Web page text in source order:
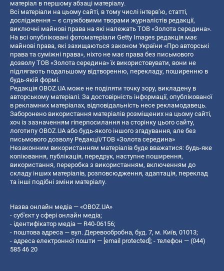
матеріал в першому абзаці матеріалу.
Всі матеріали на цьому сайті, в тому числі інтерв’ю, статті,
дослідження – є службовими творами журналістів редакції,
виключні майнові права на які належать ТОВ «Золота середина».
На всі опубліковані фотоматеріали Getty Images редакція має
майнові права, які захищаються законом України «Про авторські
права та суміжні права», ніхто не має права без письмового
дозволу ТОВ «Золота середина» їх використовувати, вони не
підлягають подальшому відтворенню, перекладу, поширенню в
будь-якій формі.
Редакція OBOZ.UA може не поділяти точку зору, викладену в
авторському матеріалі. За достовірність інформації, опублікованої
в рекламних матеріалах, відповідальність несе рекламодавець.
Заборонено використання матеріалів розміщених на цьому сайті,
хоч із зазначенням гіперпосилання на сторінку цього сайту,
логотипу OBOZ.UA або будь-якого іншого згадування, але без
письмового дозволу Редакції/ТОВ «Золота середина»
Незаконним використанням матеріалів буде вважатися: будь-яке
копiювання, публiкацiя, передрук, наступне поширення,
використання, переробка з використанням, включенням до
складу інших матеріалів, розповсюдження, адаптація, переклад
та інші подібні зміни матеріалу.
Назва онлайн медіа — «OBOZ.UA»
- суб'єкт у сфері онлайн медіа;
- ідентифікатор медіа — R40-06156;
- поштова адреса — вул. Деревообробна, буд. 7, м. Київ, 01013;
- адреса електронної пошти — [email protected]; - телефон — (044)
585 46 20